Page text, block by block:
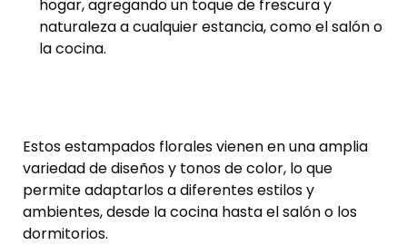
hogar, agregando un toque de frescura y
naturaleza a cualquier estancia, como el salón o
la cocina.
Estos estampados florales vienen en una amplia
variedad de diseños y tonos de color, lo que
permite adaptarlos a diferentes estilos y
ambientes, desde la cocina hasta el salón o los
dormitorios.